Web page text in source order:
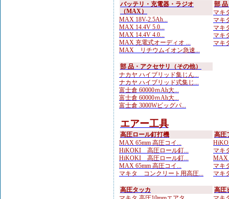
バッテリ・充電器・ラジオ
（MAX）
MAX 18V-2.5Ah...
MAX 14.4V 5.0...
MAX 14.4V 4.0...
MAX 充電式オーディオ ...
MAX リチウムイオン急速...
部
マキ
マキ
マキ
マキ
マキ
部 品・アクセサリ（その他）
ナカヤ ハイブリッド集じん...
ナカヤ ハイブリッド式集じ...
富士倉 60000ｍAh大...
富士倉 60000ｍAh大...
富士倉 3000Wビッグパ...
エアー工具
高圧ロール釘打機
MAX 65mm 高圧コイ...
HiKOKI 高圧ロール釘...
HiKOKI 高圧ロール釘...
MAX 65mm 高圧コイ...
マキタ コンクリート用高圧...
高圧
マキ
MAX
マキ
マキ
高圧タッカ
高圧